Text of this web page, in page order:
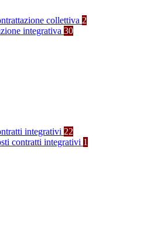
collettiva 2
integrativa 30
integrativi 22
contratti integrativi 1